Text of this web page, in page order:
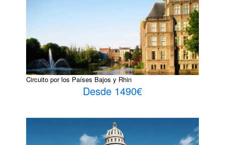
Circuito por los Países Bajos y Rhin
Desde 1490€